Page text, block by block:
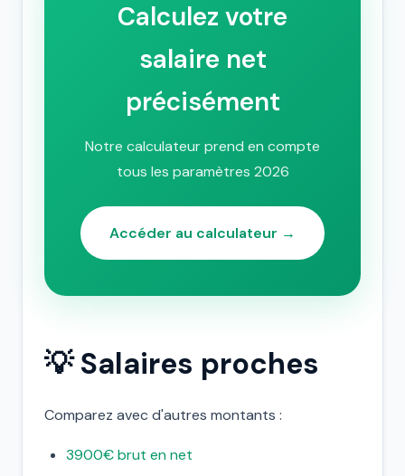
Calculez votre
salaire net
précisément
Notre calculateur prend en compte
tous les paramètres 2026
Accéder au calculateur →
💡 Salaires proches
Comparez avec d'autres montants :
3900€ brut en net